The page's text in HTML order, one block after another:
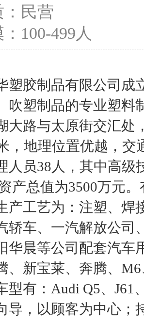
民营
100-499人
塑胶制品有限公司成
吹塑制品的专业塑料
大路与太原街交汇处
，地理位置优越，
人员38人，其中高
产总值为3500万元
产工艺为：注塑、焊
轿车、一汽解放公司
华晨等公司配套汽车
、新宝莱、奔腾、
型有：Audi Q5、J61
导，以顾客为中心